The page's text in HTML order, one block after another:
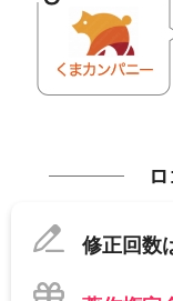
修正回数